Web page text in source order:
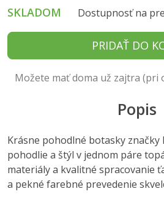
SKLADOM Dostupnosť na
PRIDAŤ DO
Možete mať doma už zajtra (pri
Popis
Krásne pohodlné botasky značky
pohodlie a štýl v jednom páre
materiály a kvalitné spracovanie
a pekné farebné prevedenie